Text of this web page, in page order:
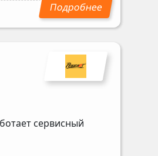
сервисный